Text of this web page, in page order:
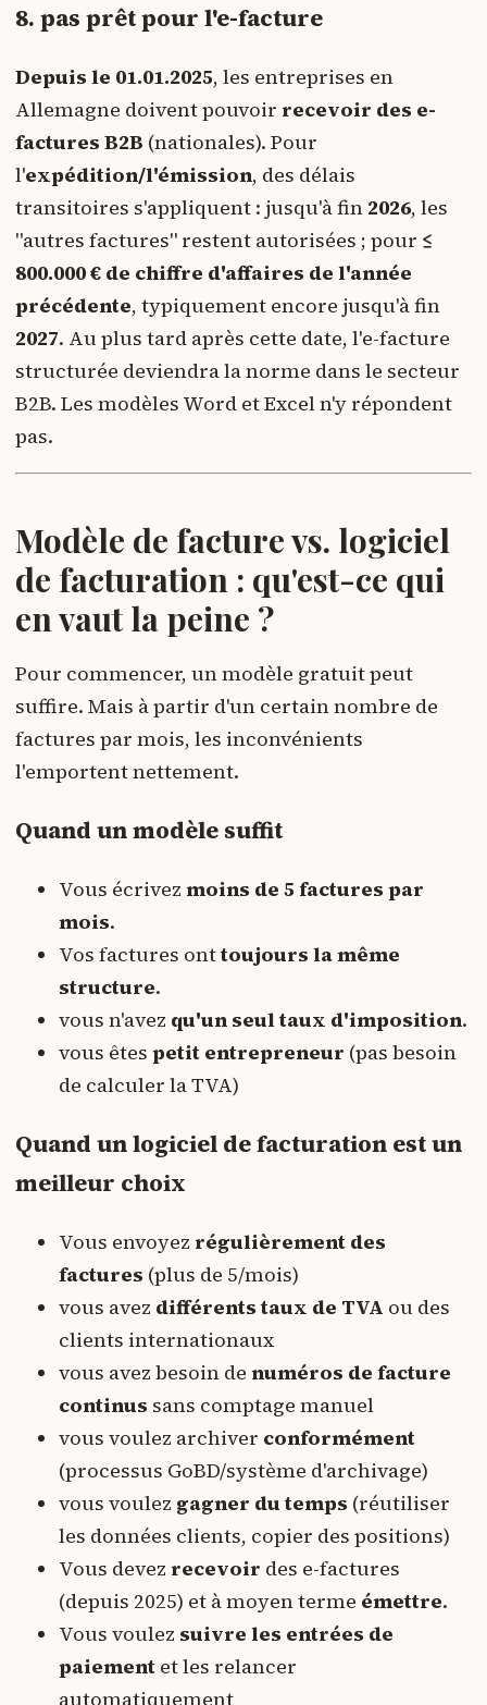
8. pas prêt pour l'e-facture
Depuis le 01.01.2025, les entreprises en
Allemagne doivent pouvoir recevoir des e-
factures B2B (nationales). Pour
l'expédition/l'émission, des délais
transitoires s'appliquent : jusqu'à fin 2026, les
"autres factures" restent autorisées ; pour ≤
800.000 € de chiffre d'affaires de l'année
précédente, typiquement encore jusqu'à fin
2027. Au plus tard après cette date, l'e-facture
structurée deviendra la norme dans le secteur
B2B. Les modèles Word et Excel n'y répondent
pas.
Modèle de facture vs. logiciel
de facturation : qu'est-ce qui
en vaut la peine ?
Pour commencer, un modèle gratuit peut
suffire. Mais à partir d'un certain nombre de
factures par mois, les inconvénients
l'emportent nettement.
Quand un modèle suffit
Vous écrivez moins de 5 factures par
mois.
Vos factures onttoujours la même
structure.
vous n'avez qu'un seul taux d'imposition.
vous êtes petit entrepreneur (pas besoin
de calculer la TVA)
Quand un logiciel de facturation est un
meilleur choix
Vous envoyez régulièrement des
factures (plus de 5/mois)
vous avez différents taux de TVA ou des
clients internationaux
vous avez besoin de numéros de facture
continus sans comptage manuel
vous voulez archiver conformément
(processus GoBD/système d'archivage)
vous voulez gagner du temps (réutiliser
les données clients, copier des positions)
Vous devez recevoir des e-factures
(depuis 2025) et à moyen terme émettre.
Vous voulez suivre les entrées de
paiement et les relancer
automatiquement